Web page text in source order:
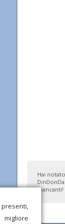
Hai
mancanti!